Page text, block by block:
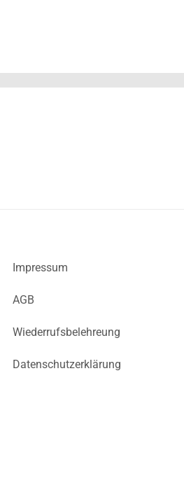
Impressum
AGB
Wiederrufsbelehreung
Datenschutzerklärung